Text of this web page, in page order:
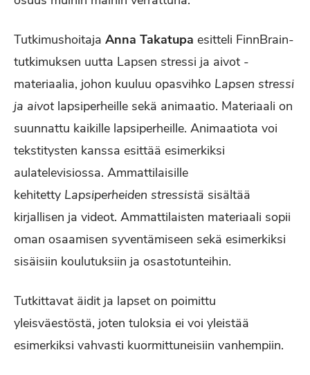
Tutkimushoitaja Anna Takatupa esitteli FinnBrain-
tutkimuksen uutta Lapsen stressi ja aivot -
materiaalia, johon kuuluu opasvihko Lapsen stressi
ja aivot lapsiperheille sekä animaatio. Materiaali on
suunnattu kaikille lapsiperheille. Animaatiota voi
tekstitysten kanssa esittää esimerkiksi
aulatelevisiossa. Ammattilaisille
kehitetty Lapsiperheiden stressistä sisältää
kirjallisen ja videot. Ammattilaisten materiaali sopii
oman osaamisen syventämiseen sekä esimerkiksi
sisäisiin koulutuksiin ja osastotunteihin.
Tutkittavat äidit ja lapset on poimittu
yleisväestöstä, joten tuloksia ei voi yleistää
esimerkiksi vahvasti kuormittuneisiin vanhempiin.